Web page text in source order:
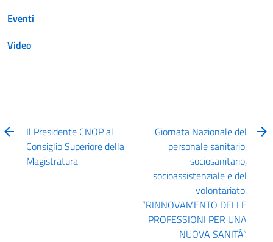
Eventi
Video
Il Presidente CNOP al
Consiglio Superiore della
Magistratura
Giornata Nazionale del
personale sanitario,
sociosanitario,
socioassistenziale e del
volontariato.
“RINNOVAMENTO DELLE
PROFESSIONI PER UNA
NUOVA SANITÀ”.